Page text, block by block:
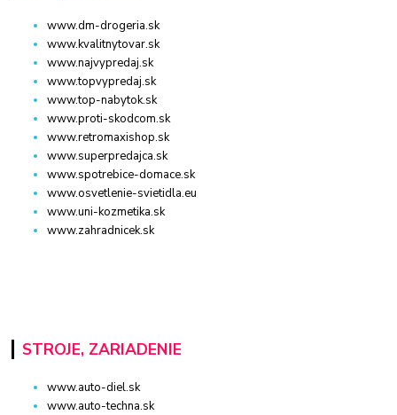
www.dm-drogeria.sk
www.kvalitnytovar.sk
www.najvypredaj.sk
www.topvypredaj.sk
www.top-nabytok.sk
www.proti-skodcom.sk
www.retromaxishop.sk
www.superpredajca.sk
www.spotrebice-domace.sk
www.osvetlenie-svietidla.eu
www.uni-kozmetika.sk
www.zahradnicek.sk
STROJE, ZARIADENIE
www.auto-diel.sk
www.auto-techna.sk